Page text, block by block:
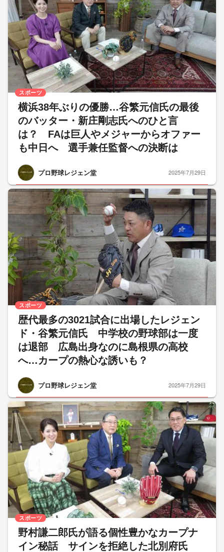
横浜38年ぶりの優勝…谷繁元信氏の最後
のバッター・新庄剛志氏へのひと言
は？ FAは巨人やメジャーからオファー
も中日へ 選手兼任監督への決断は
プロ野球レジェン堂
スポーツ
2025年7月29日
歴代最多の3021試合に出場したレジェン
ド・谷繁元信氏 中学校の野球部は一度
は退部 広島出身なのに島根県の高校
へ…カープの熱心な誘いも？
プロ野球レジェン堂
スポーツ
2025年7月29日
野村謙二郎氏が語る個性豊かなカープナ
イン秘話 サインを拒絶した北別府氏
スポーツ